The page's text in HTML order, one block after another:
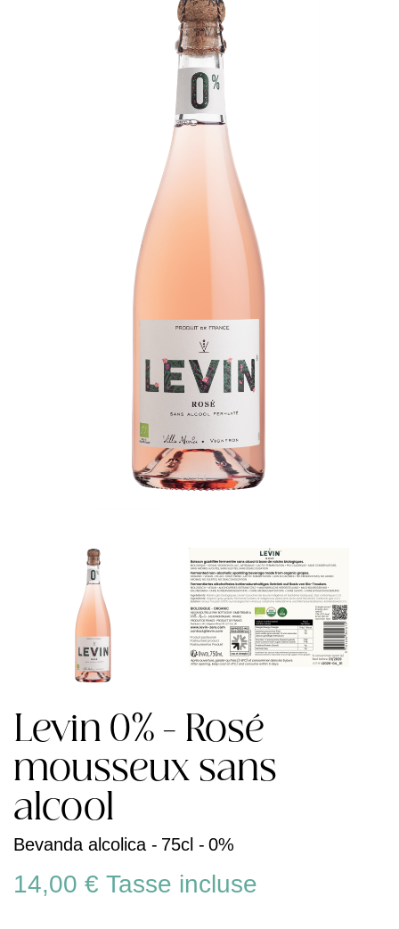
Levin 0% - Rosé
mousseux sans
alcool
Bevanda alcolica - 75cl - 0%
14,00 € Tasse incluse